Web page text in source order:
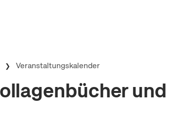
Veranstaltungskalender